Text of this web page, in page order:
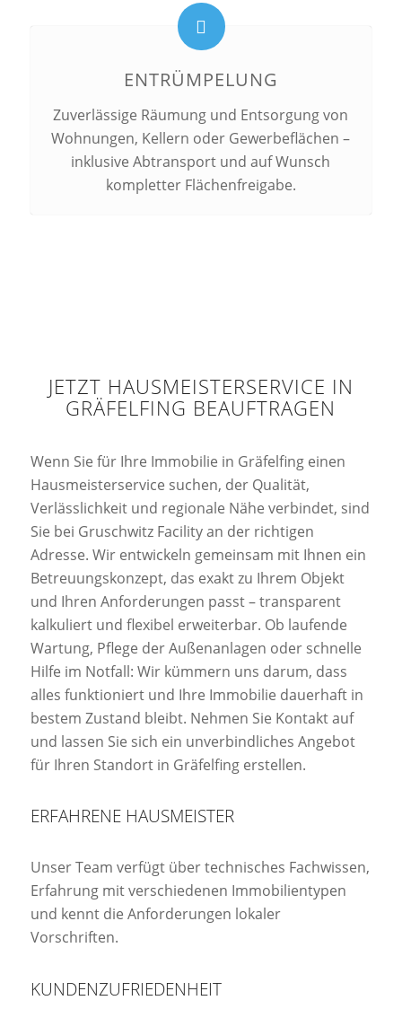
ENTRÜMPELUNG
Zuverlässige Räumung und Entsorgung von
Wohnungen, Kellern oder Gewerbeflächen –
inklusive Abtransport und auf Wunsch
kompletter Flächenfreigabe.
JETZT HAUSMEISTERSERVICE IN
GRÄFELFING BEAUFTRAGEN
Wenn Sie für Ihre Immobilie in Gräfelfing einen
Hausmeisterservice suchen, der Qualität,
Verlässlichkeit und regionale Nähe verbindet, sind
Sie bei Gruschwitz Facility an der richtigen
Adresse. Wir entwickeln gemeinsam mit Ihnen ein
Betreuungskonzept, das exakt zu Ihrem Objekt
und Ihren Anforderungen passt – transparent
kalkuliert und flexibel erweiterbar. Ob laufende
Wartung, Pflege der Außenanlagen oder schnelle
Hilfe im Notfall: Wir kümmern uns darum, dass
alles funktioniert und Ihre Immobilie dauerhaft in
bestem Zustand bleibt. Nehmen Sie Kontakt auf
und lassen Sie sich ein unverbindliches Angebot
für Ihren Standort in Gräfelfing erstellen.
ERFAHRENE HAUSMEISTER
Unser Team verfügt über technisches Fachwissen,
Erfahrung mit verschiedenen Immobilientypen
und kennt die Anforderungen lokaler
Vorschriften.
KUNDENZUFRIEDENHEIT